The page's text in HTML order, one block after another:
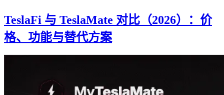
TeslaFi 与 TeslaMate 对比（2026）：价
格、功能与替代方案